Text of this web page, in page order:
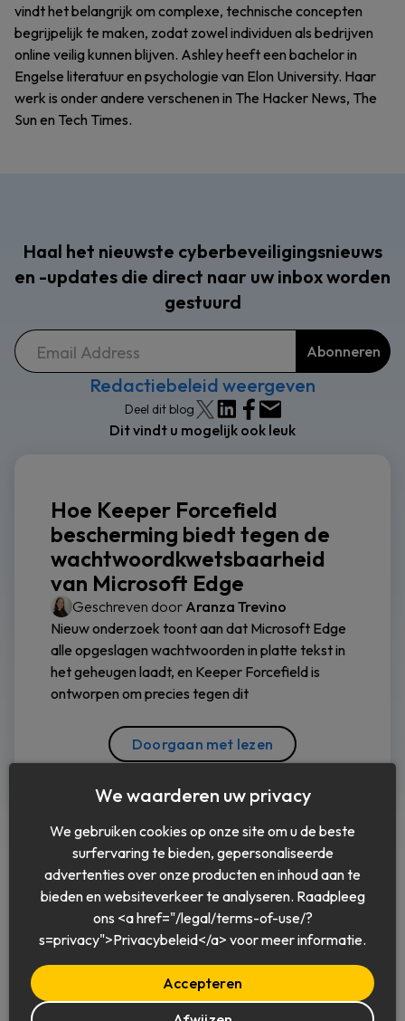
vindt het belangrijk om complexe, technische concepten
begrijpelijk te maken, zodat zowel individuen als bedrijven
online veilig kunnen blijven. Ashley heeft een bachelor in
Engelse literatuur en psychologie van Elon University. Haar
werk is onder andere verschenen in The Hacker News, The
Sun en Tech Times.
Haal het nieuwste cyberbeveiligingsnieuws
en -updates die direct naar uw inbox worden
gestuurd
Redactiebeleid weergeven
Deel dit blog
Dit vindt u mogelijk ook leuk
Hoe Keeper Forcefield
bescherming biedt tegen de
wachtwoordkwetsbaarheid
van Microsoft Edge
Geschreven door Aranza Trevino
Nieuw onderzoek toont aan dat Microsoft Edge
alle opgeslagen wachtwoorden in platte tekst in
het geheugen laadt, en Keeper Forcefield is
ontworpen om precies tegen dit
Doorgaan met lezen
Nederlands
We waarderen uw privacy
We gebruiken cookies op onze site om u de beste
surfervaring te bieden, gepersonaliseerde
advertenties over onze producten en inhoud aan te
bieden en websiteverkeer te analyseren. Raadpleeg
ons <a href="/legal/terms-of-use/?
s=privacy">Privacybeleid</a> voor meer informatie.
Accepteren